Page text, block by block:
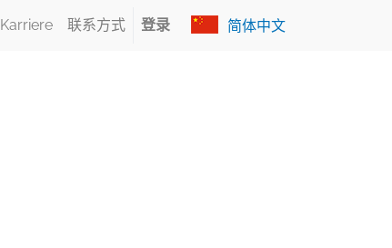
Karriere 联系方式 登录 简体中文